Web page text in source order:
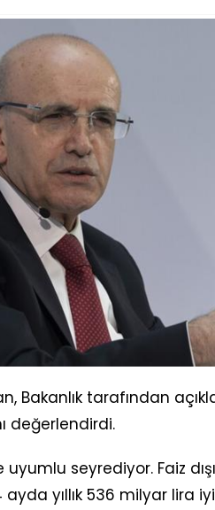
Bakanlık tarafından
değerlendirdi.
seyrediyor. Faiz
yıllık 536 milyar lira